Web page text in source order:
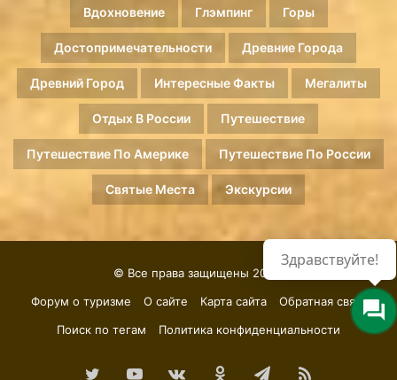
Вдохновение Глэмпинг Горы
Достопримечательности Древние Города
Древний Город Интересные Факты Мегалиты
Отдых В России Путешествие
Путешествие По Америке Путешествие По России
Святые Места Экскурсии
© Все права защищены 2026.
Форум о туризме
О сайте Карта сайта
Обратная связь
Поиск по тегам
Политика конфиденциальности
TwitterYouTubevk.comОдноклассники
Telegram
RSS
Здравствуйте!